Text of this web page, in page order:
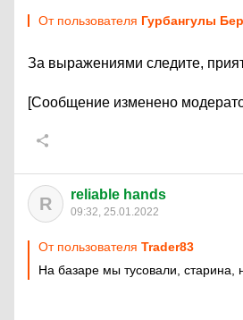
От пользователя Гурбангулы
За выражениями следите,
[Сообщение изменено
R reliable hands
09:32, 25.01.2022
От пользователя Trader83
На базаре мы тусовали, старина,